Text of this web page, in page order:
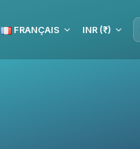
FRANÇAIS INR (₹)